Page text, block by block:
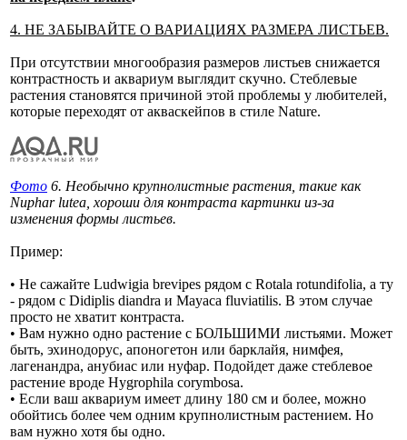
4. НЕ ЗАБЫВАЙТЕ О ВАРИАЦИЯХ РАЗМЕРА ЛИСТЬЕВ.
При отсутствии многообразия размеров листьев снижается
контрастность и аквариум выглядит скучно. Стеблевые
растения становятся причиной этой проблемы у любителей,
которые переходят от акваскейпов в стиле Nature.
Фото 6. Необычно крупнолистные растения, такие как
Nuphar lutea, хороши для контраста картинки из-за
изменения формы листьев.
Пример:
• Не сажайте Ludwigia brevipes рядом с Rotala rotundifolia, а ту
- рядом с Didiplis diandra и Mayaca fluviatilis. В этом случае
просто не хватит контраста.
• Вам нужно одно растение с БОЛЬШИМИ листьями. Может
быть, эхинодорус, апоногетон или барклайя, нимфея,
лагенандра, анубиас или нуфар. Подойдет даже стеблевое
растение вроде Hygrophila corymbosa.
• Если ваш аквариум имеет длину 180 см и более, можно
обойтись более чем одним крупнолистным растением. Но
вам нужно хотя бы одно.